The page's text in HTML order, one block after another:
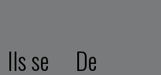
Ils se
De